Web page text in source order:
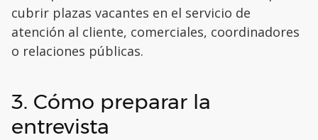
cubrir plazas vacantes en el servicio de
atención al cliente, comerciales, coordinadores
o relaciones públicas.
3. Cómo preparar la
entrevista